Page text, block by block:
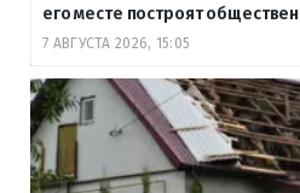
его месте построят
7 АВГУСТА 2026, 15:05